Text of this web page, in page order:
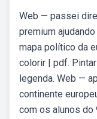
Web — passei
premium
mapa político da
colorir | pdf.
legenda. Web —
continente
com os alunos do